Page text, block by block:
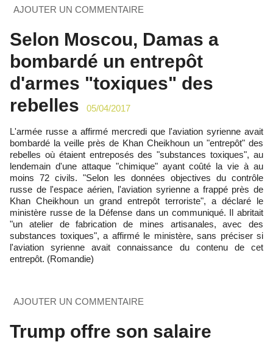
AJOUTER UN COMMENTAIRE
Selon Moscou, Damas a
bombardé un entrepôt
d'armes "toxiques" des
rebelles
05/04/2017
L'armée russe a affirmé mercredi que l'aviation syrienne avait
bombardé la veille près de Khan Cheikhoun un "entrepôt" des
rebelles où étaient entreposés des "substances toxiques", au
lendemain d'une attaque "chimique" ayant coûté la vie à au
moins 72 civils. "Selon les données objectives du contrôle
russe de l'espace aérien, l'aviation syrienne a frappé près de
Khan Cheikhoun un grand entrepôt terroriste", a déclaré le
ministère russe de la Défense dans un communiqué. Il abritait
"un atelier de fabrication de mines artisanales, avec des
substances toxiques", a affirmé le ministère, sans préciser si
l'aviation syrienne avait connaissance du contenu de cet
entrepôt. (Romandie)
AJOUTER UN COMMENTAIRE
Trump offre son salaire